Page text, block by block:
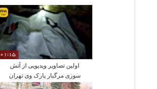
01:15
اولین تصاویر ویدیویی از آتش‌
سوزی مرگبار پارک وی تهران